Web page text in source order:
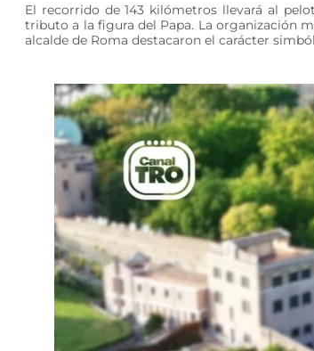
El recorrido de 143 kilómetros llevará al
tributo a la figura del Papa. La organización
alcalde de Roma destacaron el carácter